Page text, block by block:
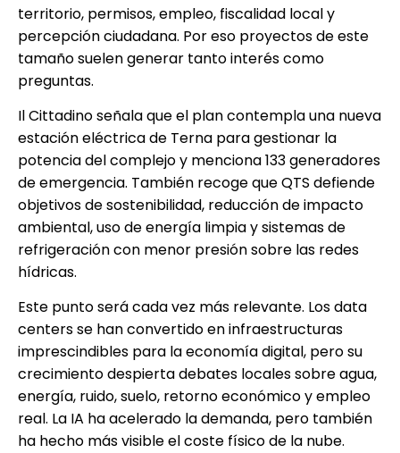
territorio, permisos, empleo, fiscalidad local y
percepción ciudadana. Por eso proyectos de este
tamaño suelen generar tanto interés como
preguntas.
Il Cittadino señala que el plan contempla una nueva
estación eléctrica de Terna para gestionar la
potencia del complejo y menciona 133 generadores
de emergencia. También recoge que QTS defiende
objetivos de sostenibilidad, reducción de impacto
ambiental, uso de energía limpia y sistemas de
refrigeración con menor presión sobre las redes
hídricas.
Este punto será cada vez más relevante. Los data
centers se han convertido en infraestructuras
imprescindibles para la economía digital, pero su
crecimiento despierta debates locales sobre agua,
energía, ruido, suelo, retorno económico y empleo
real. La IA ha acelerado la demanda, pero también
ha hecho más visible el coste físico de la nube.